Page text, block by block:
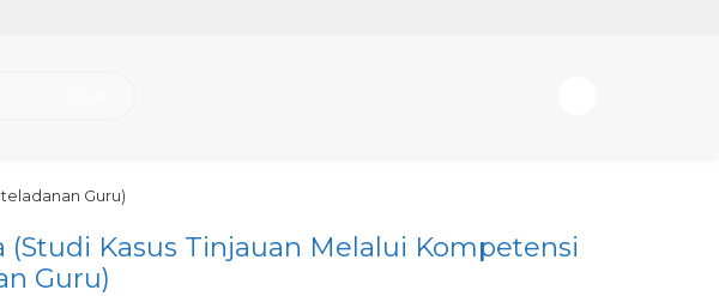
Guru)
(Studi Kasus Tinjauan Melalui Kompetensi
Guru)